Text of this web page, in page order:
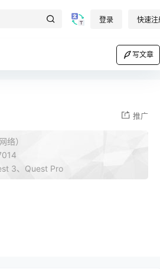
登录 快速注
写文章
推广
络）
3、Quest Pro